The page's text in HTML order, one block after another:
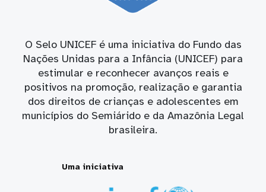
O Selo UNICEF é uma iniciativa do Fundo das
Nações Unidas para a Infância (UNICEF) para
estimular e reconhecer avanços reais e
positivos na promoção, realização e garantia
dos direitos de crianças e adolescentes em
municípios do Semiárido e da Amazônia Legal
brasileira.
Uma iniciativa